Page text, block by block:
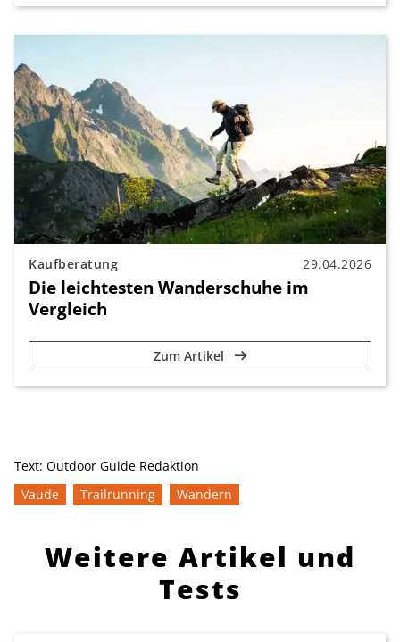
Kaufberatung 29.04.2026
Die leichtesten Wanderschuhe im
Vergleich
Zum Artikel
Text: Outdoor Guide Redaktion
Vaude
Trailrunning Wandern
Weitere Artikel und
Tests